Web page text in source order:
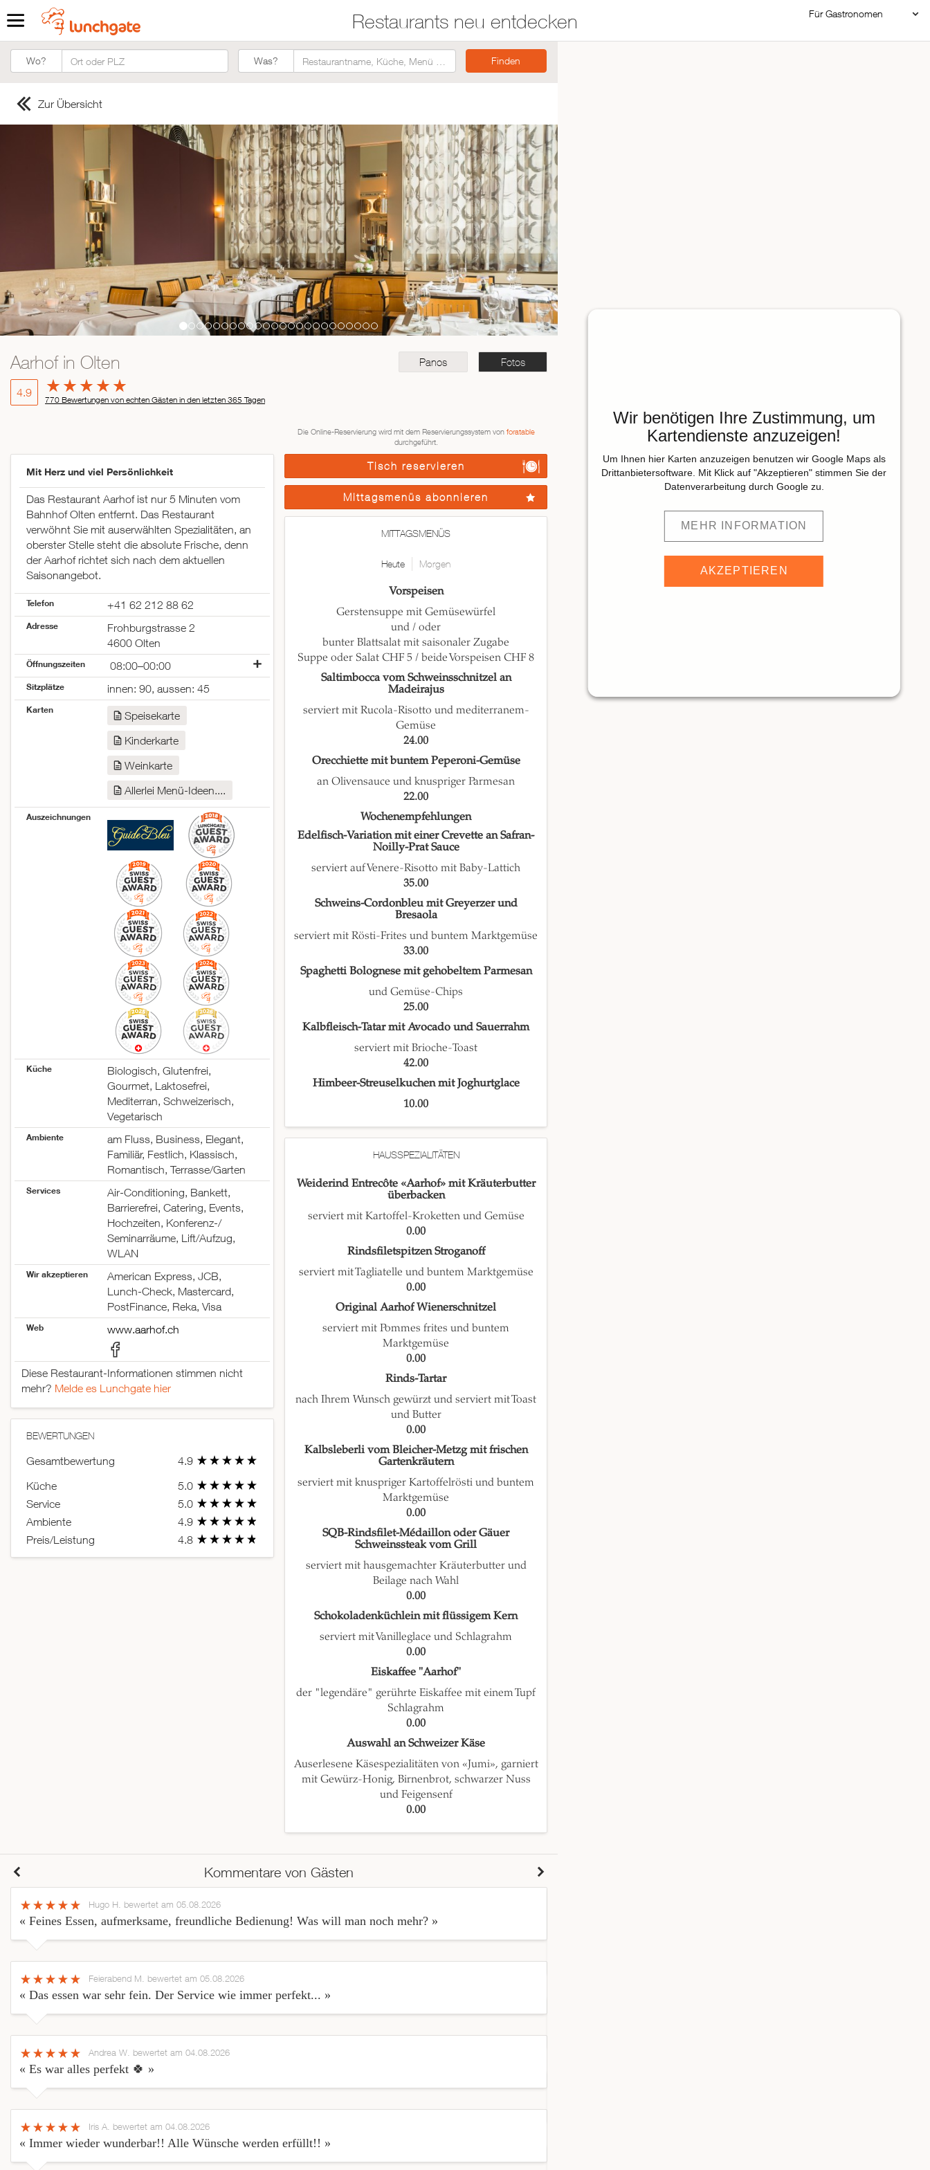
Restaurants neu entdecken
Für Gastronomen
ZUR STARTSEITE ZUR RESTAURANTSUCHE
Asiatisch
Italienisch
Französisch
Traditionell
Vegetarisch
Mexikanisch
Spanisch
Wo? Was?Was?
Zur Übersicht
Panos Fotos
Aarhof in Olten
4.9
770 Bewertungen von echten Gästen in den letzten 365 Tagen
Die Online-Reservierung wird mit dem Reservierungssystem von foratable
durchgeführt.
Mit Herz und viel Persönlichkeit
Das Restaurant Aarhof ist nur 5 Minuten vom
Bahnhof Olten entfernt. Das Restaurant
verwöhnt Sie mit auserwählten Spezialitäten, an
oberster Stelle steht die absolute Frische, denn
der Aarhof richtet sich nach dem aktuellen
Saisonangebot.
Telefon +41 62 212 88 62
Adresse
Frohburgstrasse 2
4600 Olten
Öffnungszeiten
08:00–00:00
Montag
Mittwoch
08:00–00:00
08:00–00:00
08:00–00:00
08:00–00:00
geschlossen
Sitzplätze innen: 90, aussen: 45
Karten
Speisekarte
Kinderkarte
Weinkarte
Allerlei Menü-Ideen....
Auszeichnungen
Küche
Biologisch, Glutenfrei,
Gourmet, Laktosefrei,
Mediterran, Schweizerisch,
Vegetarisch
Ambiente
am Fluss, Business, Elegant,
Familiär, Festlich, Klassisch,
Romantisch, Terrasse/Garten
Services
Air-Conditioning, Bankett,
Barrierefrei, Catering, Events,
Hochzeiten, Konferenz-/
Seminarräume, Lift/Aufzug,
WLAN
Wir akzeptieren
American Express, JCB,
Lunch-Check, Mastercard,
PostFinance, Reka, Visa
Web www.aarhof.ch
Diese Restaurant-Informationen stimmen nicht
mehr? Melde es Lunchgate hier
BEWERTUNGEN
Gesamtbewertung
4.9
Küche
5.0
Service
5.0
Ambiente
4.9
Preis/Leistung
4.8
Tisch reservieren
Mittagsmenüs abonnieren
MITTAGSMENÜS
Heute Morgen
Vorspeisen
Gerstensuppe mit Gemüsewürfel
und / oder
bunter Blattsalat mit saisonaler Zugabe
Suppe oder Salat CHF 5 / beide Vorspeisen CHF 8
Saltimbocca vom Schweinsschnitzel an
Madeirajus
serviert mit Rucola-Risotto und mediterranem-
Gemüse
24.00
Orecchiette mit buntem Peperoni-Gemüse
an Olivensauce und knuspriger Parmesan
22.00
Wochenempfehlungen
Edelfisch-Variation mit einer Crevette an Safran-
Noilly-Prat Sauce
serviert auf Venere-Risotto mit Baby-Lattich
35.00
Schweins-Cordonbleu mit Greyerzer und
Bresaola
serviert mit Rösti-Frites und buntem Marktgemüse
33.00
Spaghetti Bolognese mit gehobeltem Parmesan
und Gemüse-Chips
25.00
Kalbfleisch-Tatar mit Avocado und Sauerrahm
serviert mit Brioche-Toast
42.00
Himbeer-Streuselkuchen mit Joghurtglace
10.00
HAUSSPEZIALITÄTEN
Weiderind Entrecôte «Aarhof» mit Kräuterbutter
überbacken
serviert mit Kartoffel-Kroketten und Gemüse
0.00
Rindsfiletspitzen Stroganoff
serviert mit Tagliatelle und buntem Marktgemüse
0.00
Original Aarhof Wienerschnitzel
serviert mit Pommes frites und buntem
Marktgemüse
0.00
Rinds-Tartar
nach Ihrem Wunsch gewürzt und serviert mit Toast
und Butter
0.00
Kalbsleberli vom Bleicher-Metzg mit frischen
Gartenkräutern
serviert mit knuspriger Kartoffelrösti und buntem
Marktgemüse
0.00
SQB-Rindsfilet-Médaillon oder Gäuer
Schweinssteak vom Grill
serviert mit hausgemachter Kräuterbutter und
Beilage nach Wahl
0.00
Schokoladenküchlein mit flüssigem Kern
serviert mit Vanilleglace und Schlagrahm
0.00
Eiskaffee "Aarhof"
der "legendäre" gerührte Eiskaffee mit einem Tupf
Schlagrahm
0.00
Auswahl an Schweizer Käse
Auserlesene Käsespezialitäten von «Jumi», garniert
mit Gewürz-Honig, Birnenbrot, schwarzer Nuss
und Feigensenf
0.00
Kommentare von Gästen
Hugo H. bewertet am 05.08.2026
« Feines Essen, aufmerksame, freundliche Bedienung! Was will man noch mehr? »
Feierabend M. bewertet am 05.08.2026
« Das essen war sehr fein. Der Service wie immer perfekt... »
Andrea W. bewertet am 04.08.2026
« Es war alles perfekt 🍀 »
Iris A. bewertet am 04.08.2026
« Immer wieder wunderbar!! Alle Wünsche werden erfüllt!! »
Wir benötigen Ihre Zustimmung, um
Kartendienste anzuzeigen!
Um Ihnen hier Karten anzuzeigen benutzen wir Google Maps als
Drittanbietersoftware. Mit Klick auf "Akzeptieren" stimmen Sie der
Datenverarbeitung durch Google zu.
MEHR INFORMATION
AKZEPTIEREN